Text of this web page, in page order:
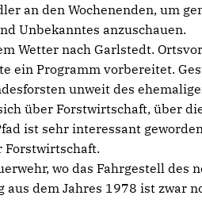
an den Wochenenden, um
Unbekanntes anzuschauen.
Wetter nach Garlstedt.
ein Programm vorbereitet.
unweit des
über Forstwirtschaft, über
ist sehr interessant
Forstwirtschaft.
wo das Fahrgestell des
dem Jahres 1978 ist zwar